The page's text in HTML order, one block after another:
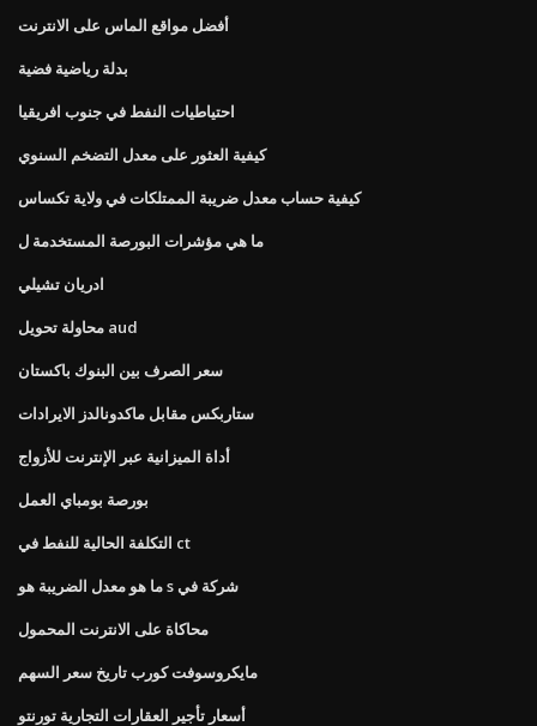
أفضل مواقع الماس على الانترنت
بدلة رياضية فضية
احتياطيات النفط في جنوب افريقيا
كيفية العثور على معدل التضخم السنوي
كيفية حساب معدل ضريبة الممتلكات في ولاية تكساس
ما هي مؤشرات البورصة المستخدمة ل
ادريان تشيلي
محاولة تحويل aud
سعر الصرف بين البنوك باكستان
ستاربكس مقابل ماكدونالدز الايرادات
أداة الميزانية عبر الإنترنت للأزواج
بورصة بومباي العمل
التكلفة الحالية للنفط في ct
ما هو معدل الضريبة هو s شركة في
محاكاة على الانترنت المحمول
مايكروسوفت كورب تاريخ سعر السهم
أسعار تأجير العقارات التجارية تورنتو